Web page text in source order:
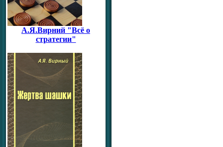
А.Я.Вирний "Всё о
стратегии"